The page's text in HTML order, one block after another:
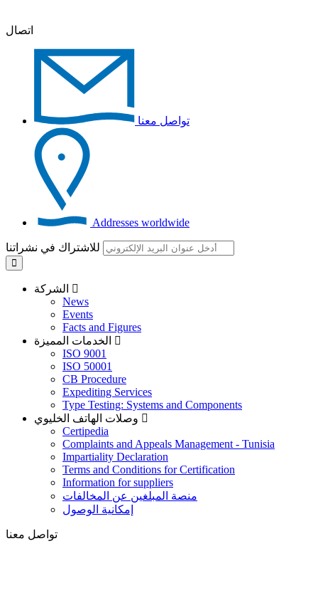
اتصال
تواصل معنا
Addresses worldwide
News
Events
Facts and Figures
ISO 9001
ISO 50001
CB Procedure
Expediting Services
Type Testing: Systems and Components
Certipedia
Complaints and Appeals Management - Tunisia
Impartiality Declaration
Terms and Conditions for Certification
Information for suppliers
منصة المبلغين عن المخالفات
إمكانية الوصول
تواصل معنا